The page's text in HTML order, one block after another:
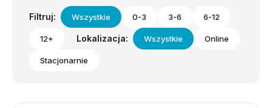
Filtruj: Wszystkie 0-3 3-6 6-12
12+ Lokalizacja: Wszystkie Online
Stacjonarnie